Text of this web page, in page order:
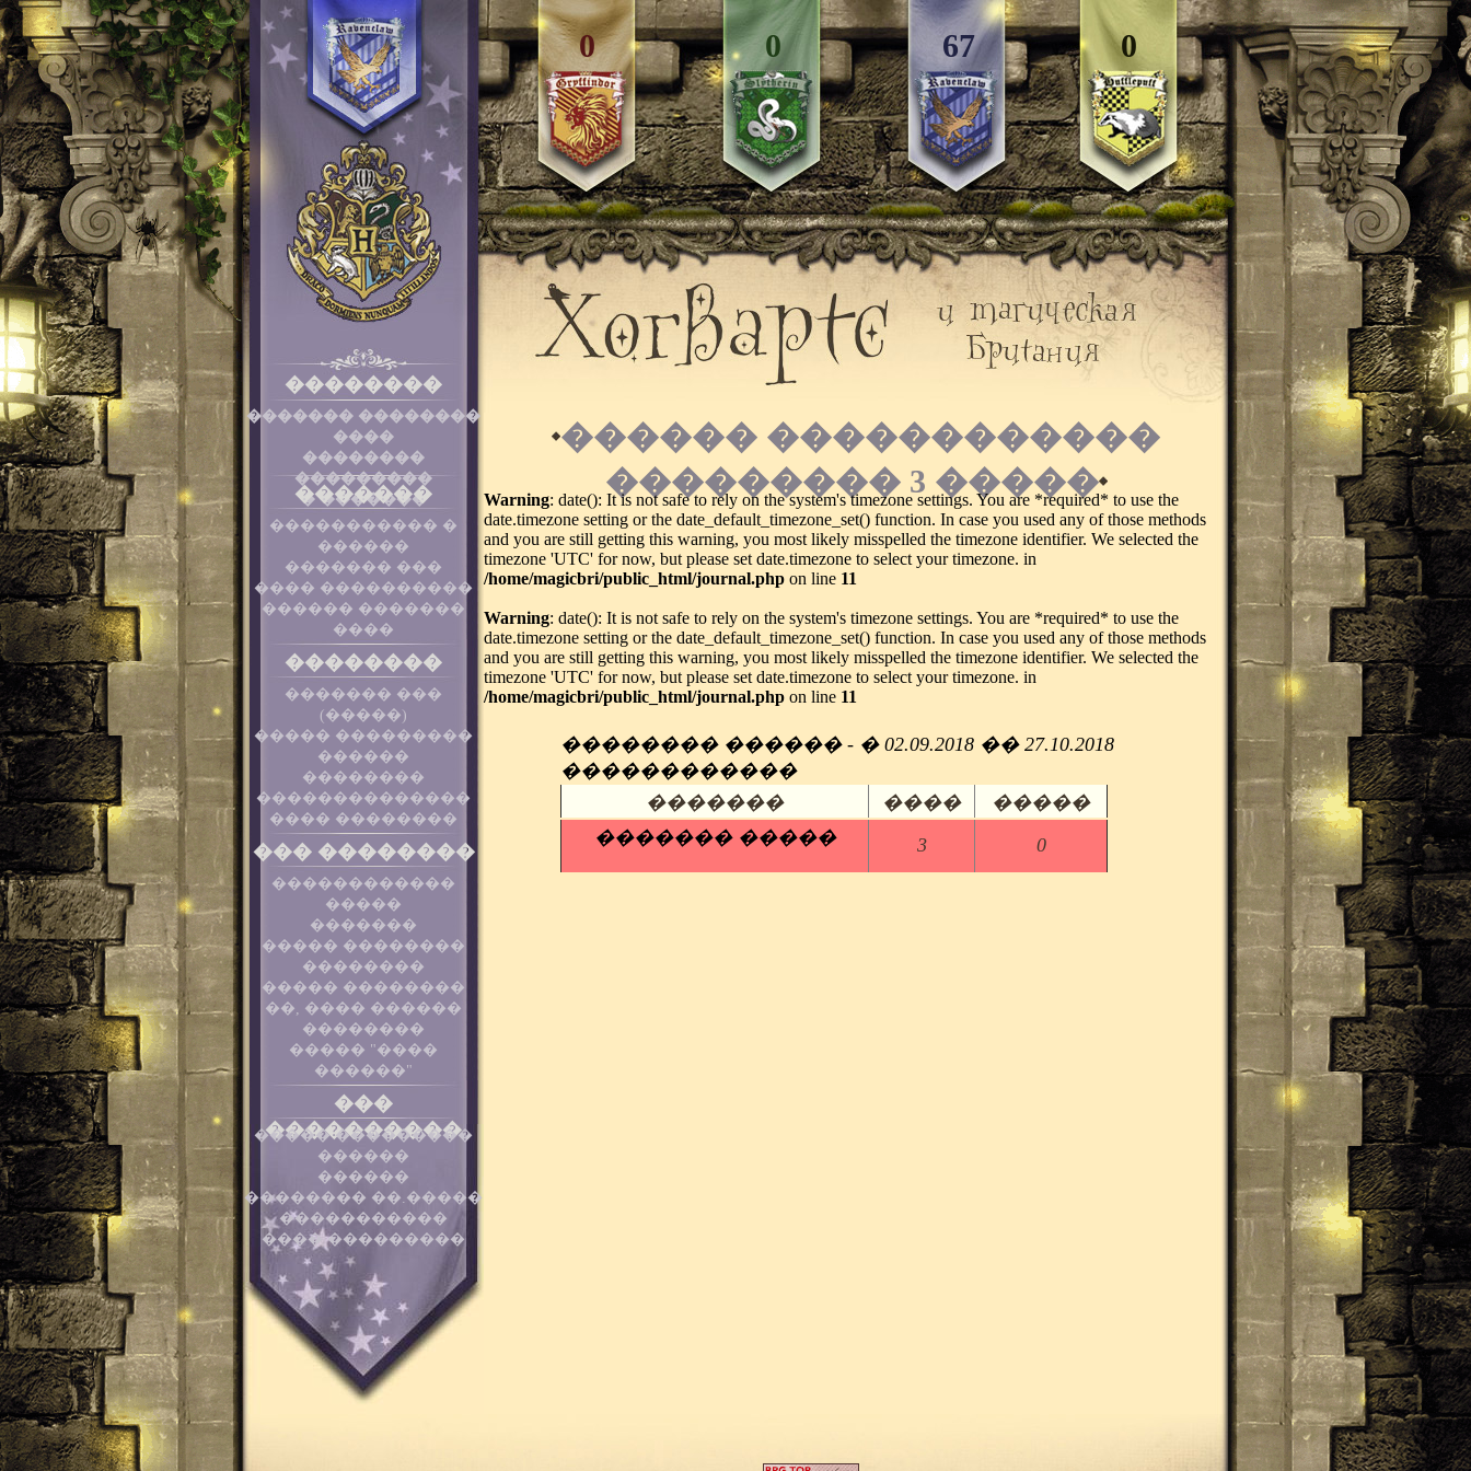
0 0 67 0
������ ������������
��������� 3 �����
��������
������� ��������
����
��������
���������
� �������
Warning: date(): It is not safe to rely on the system's timezone settings. You are *required* to use the
date.timezone setting or the date_default_timezone_set() function. In case you used any of those methods
and you are still getting this warning, you most likely misspelled the timezone identifier. We selected the
timezone 'UTC' for now, but please set date.timezone to select your timezone. in
/home/magicbri/public_html/journal.php on line 11
Warning: date(): It is not safe to rely on the system's timezone settings. You are *required* to use the
date.timezone setting or the date_default_timezone_set() function. In case you used any of those methods
and you are still getting this warning, you most likely misspelled the timezone identifier. We selected the
timezone 'UTC' for now, but please set date.timezone to select your timezone. in
/home/magicbri/public_html/journal.php on line 11
�������� ������ - � 02.09.2018 �� 27.10.2018
������������
�������
����
�����
������� �����
3 0
�������
����������� �
������
������� ���
���� ����������
������ �������
����
��������
������� ���
(�����)
����� ���������
������
��������
��������������
���� ��������
��� ��������
������������
�����
�������
����� ��������
��������
����� ��������
��, ���� ������
��������
����� "����
������"
���
����������
����� ���������
������
������
�������� ��.�����
�����������
���� ���������